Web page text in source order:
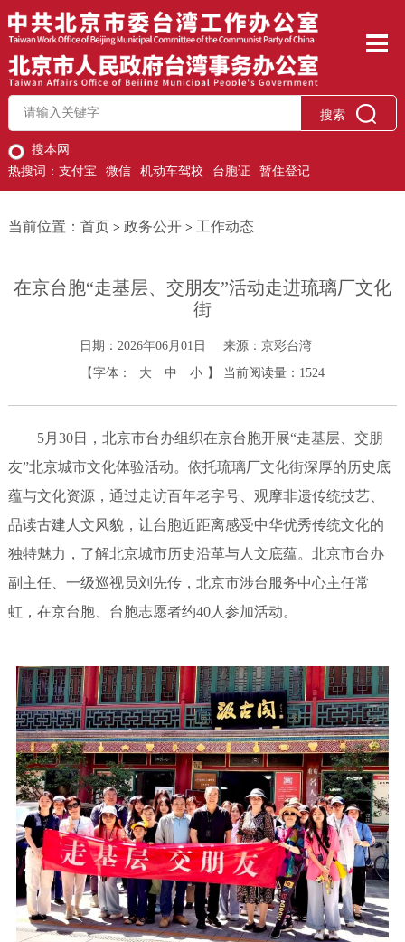
搜索
搜本网
热搜词： 支付宝 微信 机动车驾校 台胞证 暂住登记
当前位置： 首页 > 政务公开> 工作动态
在京台胞“走基层、交朋友”活动走进琉璃厂文化
街
日期：2026年06月01日
来源：京彩台湾
【字体：
大 中 小 】 当前阅读量： 1524
5月30日，北京市台办组织在京台胞开展“走基层、交朋
友”北京城市文化体验活动。依托琉璃厂文化街深厚的历史底
蕴与文化资源，通过走访百年老字号、观摩非遗传统技艺、
品读古建人文风貌，让台胞近距离感受中华优秀传统文化的
独特魅力，了解北京城市历史沿革与人文底蕴。北京市台办
副主任、一级巡视员刘先传，北京市涉台服务中心主任常
虹，在京台胞、台胞志愿者约40人参加活动。